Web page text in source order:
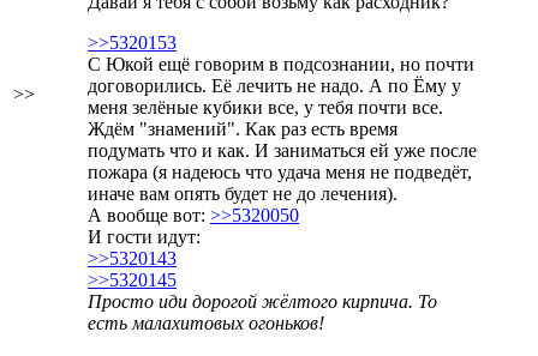
>>
>>5320153
С Юкой ещё говорим в подсознании, но почти
договорились. Её лечить не надо. А по Ёму у
меня зелёные кубики все, у тебя почти все.
Ждём "знамений". Как раз есть время
подумать что и как. И заниматься ей уже после
пожара (я надеюсь что удача меня не подведёт,
иначе вам опять будет не до лечения).
А вообще вот: >>5320050
И гости идут:
>>5320143
>>5320145
Просто иди дорогой жёлтого кирпича. То
есть малахитовых огоньков!